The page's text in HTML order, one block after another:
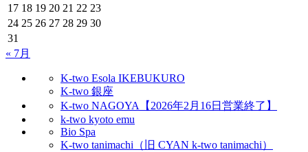
17 18 19 20 21 22 23
24 25 26 27 28 29 30
31
« 7月
K-two Esola IKEBUKURO
K-two 銀座
K-two NAGOYA【2026年2月16日営業終了】
k-two kyoto emu
Bio Spa
K-two tanimachi（旧 CYAN k-two tanimachi）